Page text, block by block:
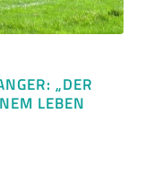
„DER
LEBEN